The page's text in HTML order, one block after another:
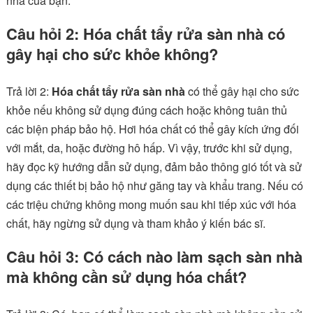
Câu hỏi 2: Hóa chất tẩy rửa sàn nhà có
gây hại cho sức khỏe không?
Trả lời 2: Hóa chất tẩy rửa sàn nhàcó thể gây hại cho sức
khỏe nếu không sử dụng đúng cách hoặc không tuân thủ
các biện pháp bảo hộ. Hơi hóa chất có thể gây kích ứng đối
với mắt, da, hoặc đường hô hấp. Vì vậy, trước khi sử dụng,
hãy đọc kỹ hướng dẫn sử dụng, đảm bảo thông gió tốt và sử
dụng các thiết bị bảo hộ như găng tay và khẩu trang. Nếu có
các triệu chứng không mong muốn sau khi tiếp xúc với hóa
chất, hãy ngừng sử dụng và tham khảo ý kiến bác sĩ.
Câu hỏi 3: Có cách nào làm sạch sàn nhà
mà không cần sử dụng hóa chất?